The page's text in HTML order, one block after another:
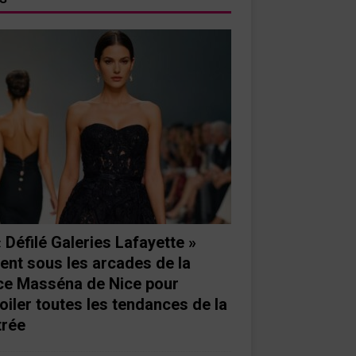
Défilé Galeries Lafayette »
sous les arcades de la
Masséna de Nice pour
toutes les tendances de la